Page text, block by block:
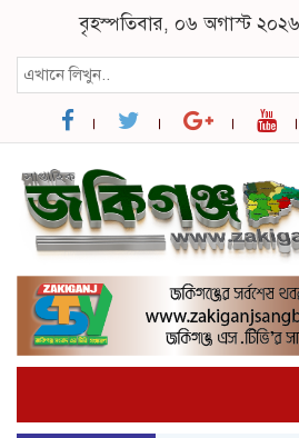
বৃহস্পতিবার, ০৬ অগাস্ট